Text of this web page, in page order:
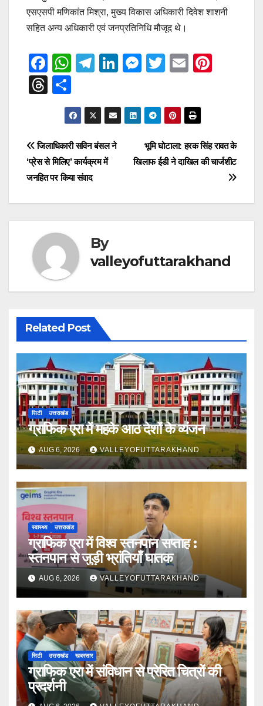
एसएसपी मणिकांत मिश्रा, मुख्य विकास अधिकारी दिवेश शाशनी
सहित अन्य अधिकारी एवं जनप्रतिनिधि मौजूद थे।
F
a
c
b
o
o
W
s
A
p
p
T
gr
a
m
Li
e
M
e
n
g
T
er
E
st
T
hr
a
d
s
h
ar
e
Post
navigation
भूमि घोटाला: हरक सिंह रावत के
खिलाफ ईडी ने दाखिल की चार्जशीट
जिलाधिकारी सविन बंसल ने
‘प्रेस से मिलिए’ कार्यक्रम में
जनहित पर किया संवाद
By
valleyofuttarakhand
Related Post
सिटी उत्तराखंड
ग्राफिक एरा में महके आठ देशों के व्यंजन
AUG 6, 2026 VALLEYOFUTTARAKHAND
स्वास्थ्य उत्तराखंड
ग्राफिक एरा में विश्व स्तनपान सप्ताह :
स्तनपान से जुड़ी भ्रांतियाँ घातक
AUG 6, 2026 VALLEYOFUTTARAKHAND
सिटी उत्तराखंड खबरसार
ग्राफिक एरा में संविधान से प्रेरित चित्रों की
प्रदर्शनी